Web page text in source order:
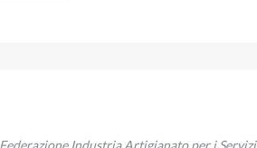
Industria Artigianato per i Servizi